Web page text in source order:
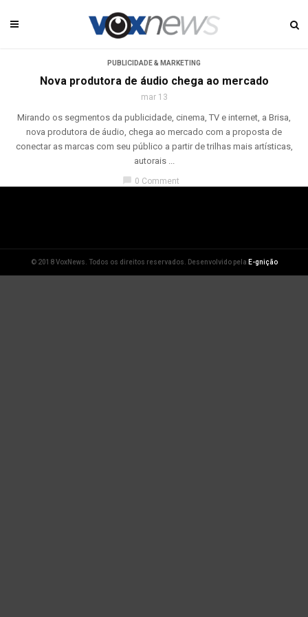
PUBLICIDADE & MARKETING
Nova produtora de áudio chega ao mercado
mar 13
Mirando os segmentos da publicidade, cinema, TV e internet, a Brisa,
nova produtora de áudio, chega ao mercado com a proposta de
conectar as marcas com seu público a partir de trilhas mais artísticas,
autorais ...
chat_bubble 0 Comment
© 2018 VoxNews. Todos os direitos reservados. Desenvolvido pela E-gnição